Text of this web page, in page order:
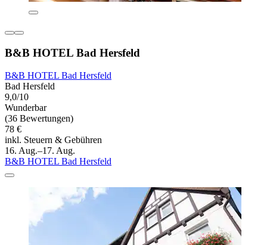
B&B HOTEL Bad Hersfeld
B&B HOTEL Bad Hersfeld
Bad Hersfeld
9,0/10
Wunderbar
(36 Bewertungen)
78 €
inkl. Steuern & Gebühren
16. Aug.–17. Aug.
B&B HOTEL Bad Hersfeld